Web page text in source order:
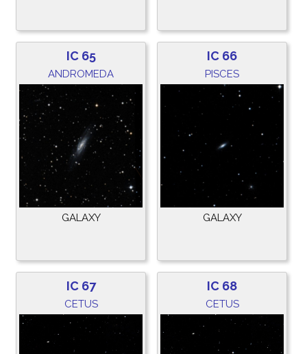
IC 65
ANDROMEDA
GALAXY
IC 66
PISCES
GALAXY
IC 67
CETUS
IC 68
CETUS